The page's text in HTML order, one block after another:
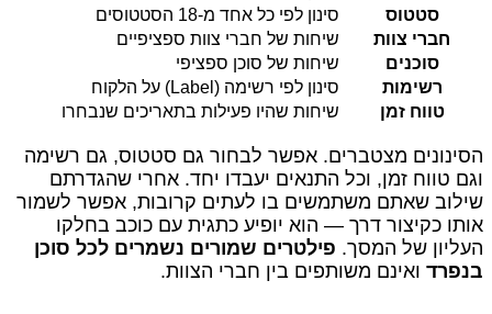
סטטוס
סינון לפי כל אחד מ-18 הסטטוסים
חברי צוות
שיחות של חברי צוות ספציפיים
סוכנים
שיחות של סוכן ספציפי
רשימות
סינון לפי רשימה (Label) על הלקוח
טווח זמן
שיחות שהיו פעילות בתאריכים שנבחרו
הסינונים מצטברים. אפשר לבחור גם סטטוס, גם רשימה
וגם טווח זמן, וכל התנאים יעבדו יחד. אחרי שהגדרתם
שילוב שאתם משתמשים בו לעתים קרובות, אפשר לשמור
אותו כקיצור דרך — הוא יופיע כתגית עם כוכב בחלקו
העליון של המסך. פילטרים שמורים נשמרים לכל סוכן
בנפרד ואינם משותפים בין חברי הצוות.